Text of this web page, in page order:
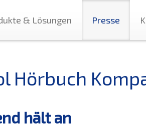
& Lösungen Presse
Hörbuch
hält an